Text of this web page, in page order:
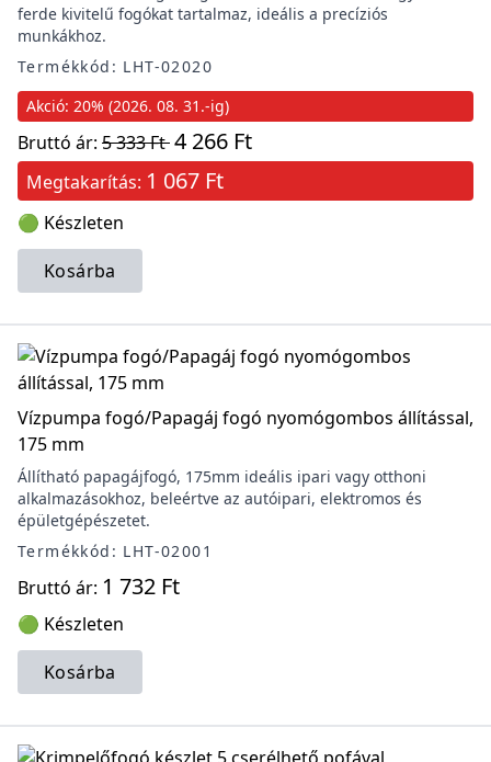
ferde kivitelű fogókat tartalmaz, ideális a precíziós
munkákhoz.
Termékkód: LHT-02020
Akció: 20% (2026. 08. 31.-ig)
Bruttó ár: 5 333 Ft4 266 Ft
Megtakarítás: 1 067 Ft
🟢 Készleten
Kosárba
Vízpumpa fogó/Papagáj fogó nyomógombos állítással,
175 mm
Állítható papagájfogó, 175mm ideális ipari vagy otthoni
alkalmazásokhoz, beleértve az autóipari, elektromos és
épületgépészetet.
Termékkód: LHT-02001
Bruttó ár: 1 732 Ft
🟢 Készleten
Kosárba